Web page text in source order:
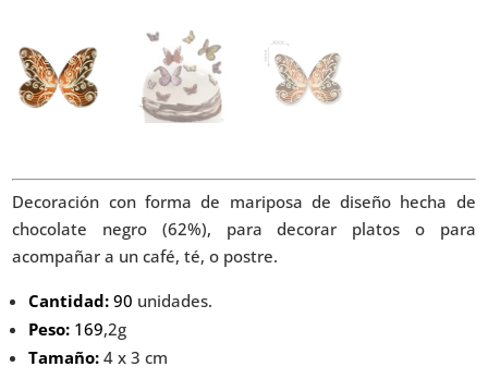
Decoración con forma de mariposa de diseño hecha de
chocolate negro (62%), para decorar platos o para
acompañar a un café, té, o postre.
Cantidad:90 unidades.
Peso: 169,2g
Tamaño: 4 x 3 cm